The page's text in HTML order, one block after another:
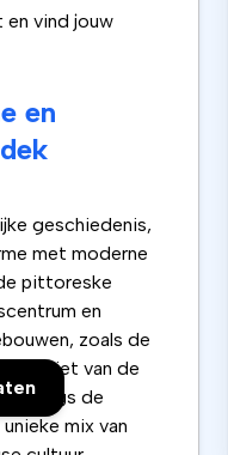
vind jouw
en
geschiedenis,
met moderne
pittoreske
en
zoals de
Geniet van de
langs de
mix van